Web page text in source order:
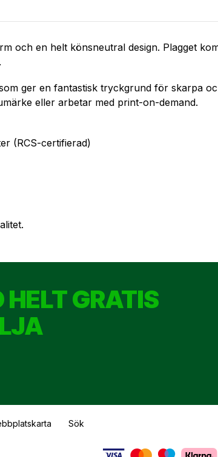
och en helt könsneutral design. Plagget
ger en fantastisk tryckgrund för skarpa
eller arbetar med print-on-demand.
(RCS-certifierad)
GRATIS
Sök